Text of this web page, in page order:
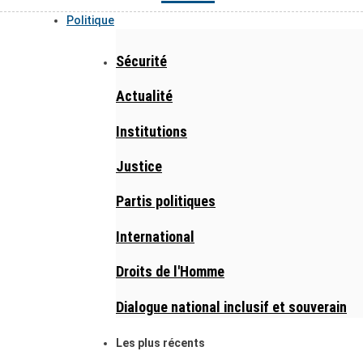
Politique
Sécurité
Actualité
Institutions
Justice
Partis politiques
International
Droits de l'Homme
Dialogue national inclusif et souverain
Les plus récents